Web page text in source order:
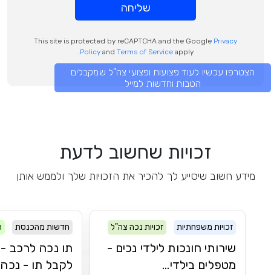
שליחה
This site is protected by reCAPTCHA and the Google Privacy
Policyand Terms of Serviceapply.
הצטרפו עכשיו לעוד פצועות ופצועי צה"ל שמקבלים
הטבות וחדשות למייל
זכויות שחשוב לדעת
מידע חשוב שיסייע לך להכיר את הזכויות שלך ולממש אותן
זכויות משפחתיות זכויות נכה צה"ל
שירותי חונכות לילדי נכים -
מטפלים בילדי...
חדשות מהכנסת
תו נכה לרכב -
לקבל תו -